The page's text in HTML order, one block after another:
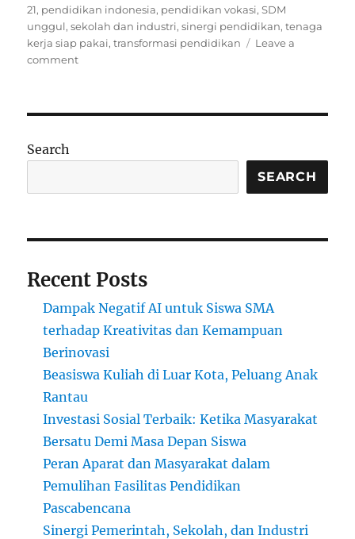
21, pendidikan indonesia, pendidikan vokasi,SDM
unggul,sekolah dan industri,sinergi pendidikan,tenaga
kerja siap pakai,transformasi pendidikan
Leave a
commenton
dalam
Generasi
Search
SEARCH
Recent Posts
Dampak Negatif AI untuk Siswa SMA
terhadap Kreativitas dan Kemampuan
Berinovasi
Beasiswa Kuliah di Luar Kota, Peluang Anak
Rantau
Investasi Sosial Terbaik: Ketika Masyarakat
Bersatu Demi Masa Depan Siswa
Peran Aparat dan Masyarakat dalam
Pemulihan Fasilitas Pendidikan
Pascabencana
Sinergi Pemerintah, Sekolah, dan Industri